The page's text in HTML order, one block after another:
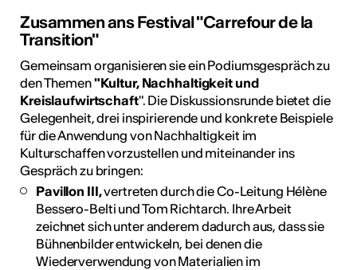
Zusammen ans Festival "Carrefour de la
Transition"
Gemeinsam organisieren sie ein Podiumsgespräch zu
den Themen"Kultur, Nachhaltigkeit und
Kreislaufwirtschaft". Die Diskussionsrunde bietet die
Gelegenheit, drei inspirierende und konkrete Beispiele
für die Anwendung von Nachhaltigkeit im
Kulturschaffen vorzustellen und miteinander ins
Gespräch zu bringen:
Pavillon III,vertreten durch die Co-Leitung Hélène
Bessero-Belti und Tom Richtarch. Ihre Arbeit
zeichnet sich unter anderem dadurch aus, dass sie
Bühnenbilder entwickeln, bei denen die
Wiederverwendung von Materialien im